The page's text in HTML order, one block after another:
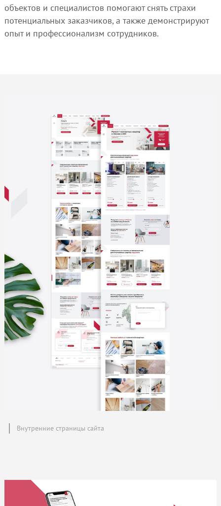
объектов и специалистов помогают снять страхи
потенциальных заказчиков, а также демонстрируют
опыт и профессионализм сотрудников.
Внутренние страницы сайта